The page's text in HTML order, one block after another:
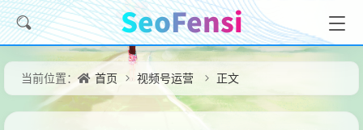
当前位置： 首页 视频号运营 正文